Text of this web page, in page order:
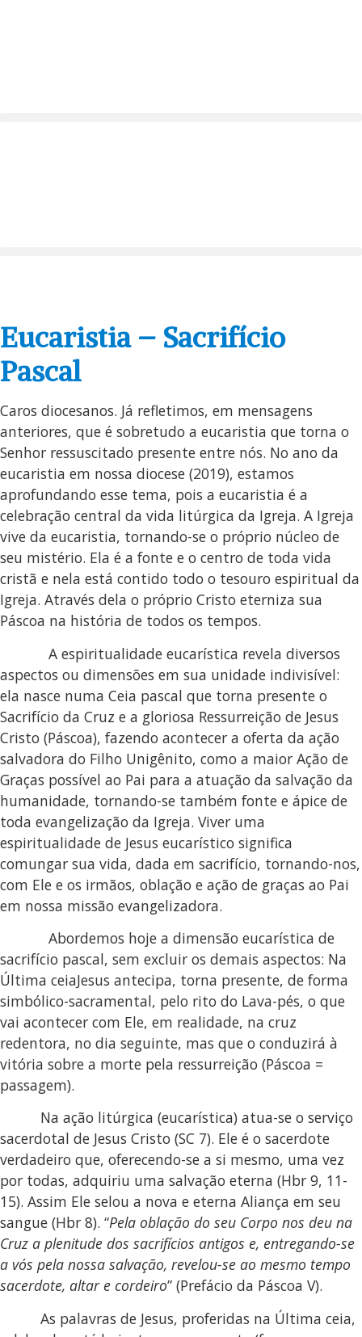
Eucaristia – Sacrifício
Pascal
Caros diocesanos. Já refletimos, em mensagens
anteriores, que é sobretudo a eucaristia que torna o
Senhor ressuscitado presente entre nós. No ano da
eucaristia em nossa diocese (2019), estamos
aprofundando esse tema, pois a eucaristia é a
celebração central da vida litúrgica da Igreja. A Igreja
vive da eucaristia, tornando-se o próprio núcleo de
seu mistério. Ela é a fonte e o centro de toda vida
cristã e nela está contido todo o tesouro espiritual da
Igreja. Através dela o próprio Cristo eterniza sua
Páscoa na história de todos os tempos.
A espiritualidade eucarística revela diversos
aspectos ou dimensões em sua unidade indivisível:
ela nasce numa Ceia pascal que torna presente o
Sacrifício da Cruz e a gloriosa Ressurreição de Jesus
Cristo (Páscoa), fazendo acontecer a oferta da ação
salvadora do Filho Unigênito, como a maior Ação de
Graças possível ao Pai para a atuação da salvação da
humanidade, tornando-se também fonte e ápice de
toda evangelização da Igreja. Viver uma
espiritualidade de Jesus eucarístico significa
comungar sua vida, dada em sacrifício, tornando-nos,
com Ele e os irmãos, oblação e ação de graças ao Pai
em nossa missão evangelizadora.
Abordemos hoje a dimensão eucarística de
sacrifício pascal, sem excluir os demais aspectos: Na
Última ceiaJesus antecipa, torna presente, de forma
simbólico-sacramental, pelo rito do Lava-pés, o que
vai acontecer com Ele, em realidade, na cruz
redentora, no dia seguinte, mas que o conduzirá à
vitória sobre a morte pela ressurreição (Páscoa =
passagem).
Na ação litúrgica (eucarística) atua-se o serviço
sacerdotal de Jesus Cristo (SC 7). Ele é o sacerdote
verdadeiro que, oferecendo-se a si mesmo, uma vez
por todas, adquiriu uma salvação eterna (Hbr 9, 11-
15). Assim Ele selou a nova e eterna Aliança em seu
sangue (Hbr 8). “Pela oblação do seu Corpo nos deu na
Cruz a plenitude dos sacrifícios antigos e, entregando-se
a vós pela nossa salvação, revelou-se ao mesmo tempo
sacerdote, altar e cordeiro” (Prefácio da Páscoa V).
As palavras de Jesus, proferidas na Última ceia,